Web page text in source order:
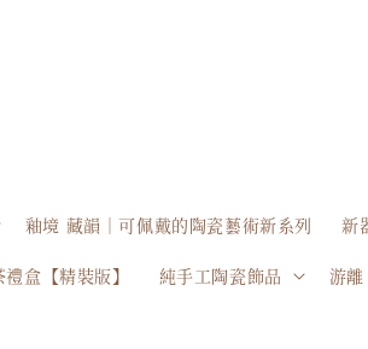
釉境 藏韻｜可佩戴的陶瓷藝術新系列 新
盒【精裝版】 純手工陶瓷飾品 游